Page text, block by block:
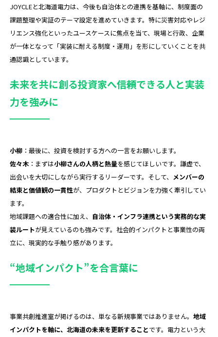
JOYCLEと北海道電力は、今後も自治体との連携を基軸に、制度面の
課題整理や実証のテーマ設定を進めていきます。特に災害対応やレジ
リエンス強化といったユースケースに焦点を当て、現場と行政、企業
が一体となって「実装に耐える制度・運用」を形にしていくことを共
通認識としています。
未来を共に創る投資家へ――信頼できる人と実装
力を強みに
小柳 ：最後に、投資を検討する方への一言をお願いします。
佐々木 ：まずは小柳さんの人柄と熱量を感じてほしいです。謙虚で、
出会いを大切にしながら実行するリーダーです。そして、 メンバーの
結束と価値観の一貫性が、プロダクトとビジョンを力強く牽引してい
ます。
地域課題への適合性に加え、 自治体・インフラ連携という実務的な実
装ルートが見えているのも強みです。社会的インパクトと事業性の両
立に、現実的な手触り感があります。
“地域インパクト”を合言葉に
事業共創推進室が掲げるのは、単なる新規事業ではありません。 地域
インパクトを軸に、北海道の未来を更新することです。電力という大